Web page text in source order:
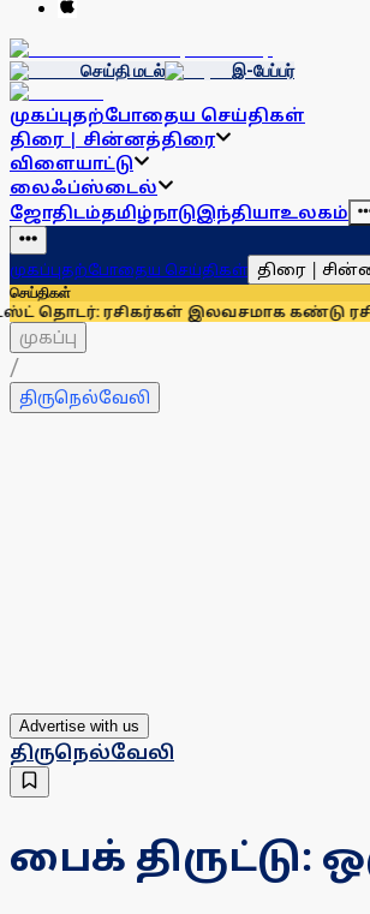
செய்தி மடல் இ-பேப்பர்
முகப்புதற்போதைய செய்திகள்
திரை | சின்னத்திரை
விளையாட்டு
லைஃப்ஸ்டைல்
ஜோதிடம்தமிழ்நாடுஇந்தியாஉலகம்
முகப்புதற்போதைய செய்திகள் திரை |
செய்திகள்
ரசிகர்கள் இலவசமாக கண்டு ரசிக்கலாம்!
முகப்பு
/
திருநெல்வேலி
Advertise with us
திருநெல்வேலி
பைக் திருட்டு: